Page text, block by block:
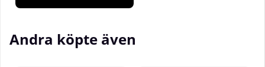
Innehåll per tablett (urval)
Andra köpte även